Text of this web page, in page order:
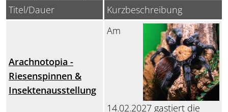
Titel/Dauer
Kurzbeschreibung
Arachnotopia -
Riesenspinnen &
Insektenausstellung
Am
14.02.2027 gastiert die